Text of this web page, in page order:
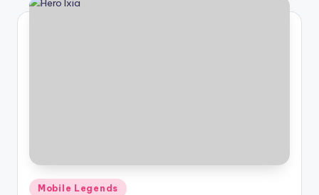
Posted
Mobile Legends